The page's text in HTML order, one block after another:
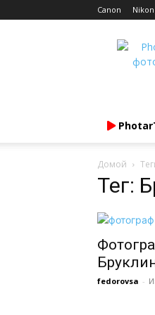
Canon Nikon
Домой
Тег:
fedorovsa -